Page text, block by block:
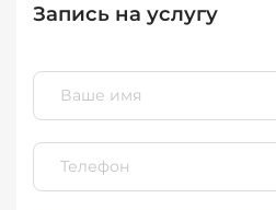
Запись на услугу